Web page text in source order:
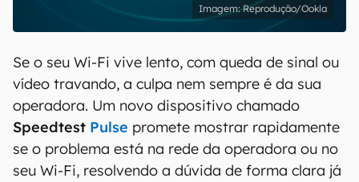
Reprodução/Ookla
Se o seu Wi-Fi vive lento, com queda de sinal ou
vídeo travando, a culpa nem sempre é da sua
operadora. Um novo dispositivo chamado
Speedtest Pulse promete mostrar rapidamente
se o problema está na rede da operadora ou no
seu Wi-Fi, resolvendo a dúvida de forma clara já